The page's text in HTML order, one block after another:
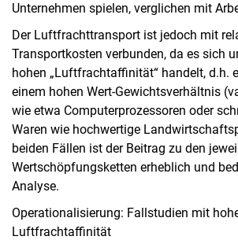
Unternehmen spielen, verglichen mit
Der Luftfrachttransport ist jedoch mit
Transportkosten verbunden, da es sich
hohen „Luftfrachtaffinität“ handelt, d.h.
einem hohen Wert-Gewichtsverhältnis
wie etwa Computerprozessoren oder
Waren wie hochwertige
beiden Fällen ist der Beitrag zu den
Wertschöpfungsketten erheblich und
Analyse.
Operationalisierung: Fallstudien mit
Luftfrachtaffinität